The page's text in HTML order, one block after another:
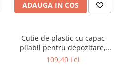
ADAUGA IN COS
Cutie de plastic cu capac
pliabil pentru depozitare,
Transparent, 32 litri
109,40 Lei